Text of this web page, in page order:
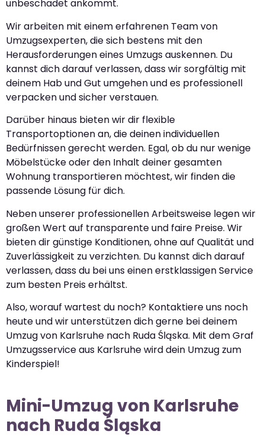
unbeschadet ankommt.
Wir arbeiten mit einem erfahrenen Team von
Umzugsexperten, die sich bestens mit den
Herausforderungen eines Umzugs auskennen. Du
kannst dich darauf verlassen, dass wir sorgfältig mit
deinem Hab und Gut umgehen und es professionell
verpacken und sicher verstauen.
Darüber hinaus bieten wir dir flexible
Transportoptionen an, die deinen individuellen
Bedürfnissen gerecht werden. Egal, ob du nur wenige
Möbelstücke oder den Inhalt deiner gesamten
Wohnung transportieren möchtest, wir finden die
passende Lösung für dich.
Neben unserer professionellen Arbeitsweise legen wir
großen Wert auf transparente und faire Preise. Wir
bieten dir günstige Konditionen, ohne auf Qualität und
Zuverlässigkeit zu verzichten. Du kannst dich darauf
verlassen, dass du bei uns einen erstklassigen Service
zum besten Preis erhältst.
Also, worauf wartest du noch? Kontaktiere uns noch
heute und wir unterstützen dich gerne bei deinem
Umzug von Karlsruhe nach Ruda Śląska. Mit dem Graf
Umzugsservice aus Karlsruhe wird dein Umzug zum
Kinderspiel!
Mini-Umzug von Karlsruhe
nach Ruda Śląska